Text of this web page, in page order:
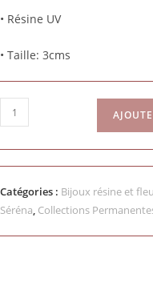
• Résine UV
• Taille: 3cms
Catégories : Bijoux résine et
Séréna, Collections